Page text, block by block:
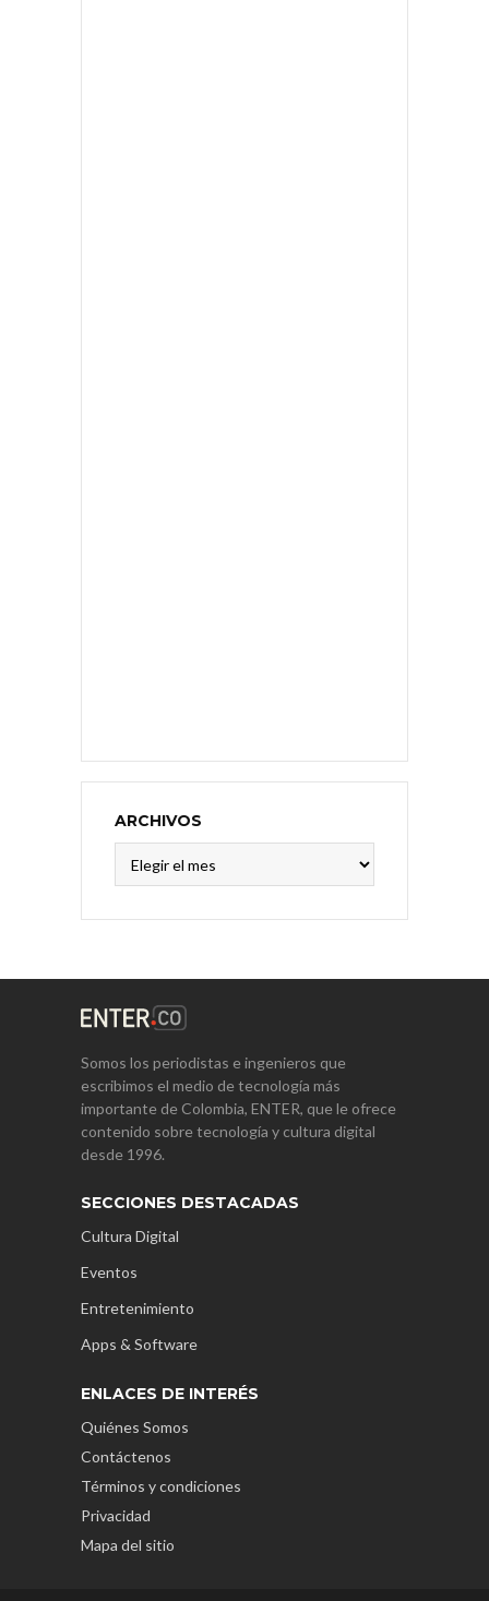
ARCHIVOS
Somos los periodistas e ingenieros que
escribimos el medio de tecnología más
importante de Colombia, ENTER, que le ofrece
contenido sobre tecnología y cultura digital
desde 1996.
SECCIONES DESTACADAS
Cultura Digital
Eventos
Entretenimiento
Apps & Software
ENLACES DE INTERÉS
Quiénes Somos
Contáctenos
Términos y condiciones
Privacidad
Mapa del sitio